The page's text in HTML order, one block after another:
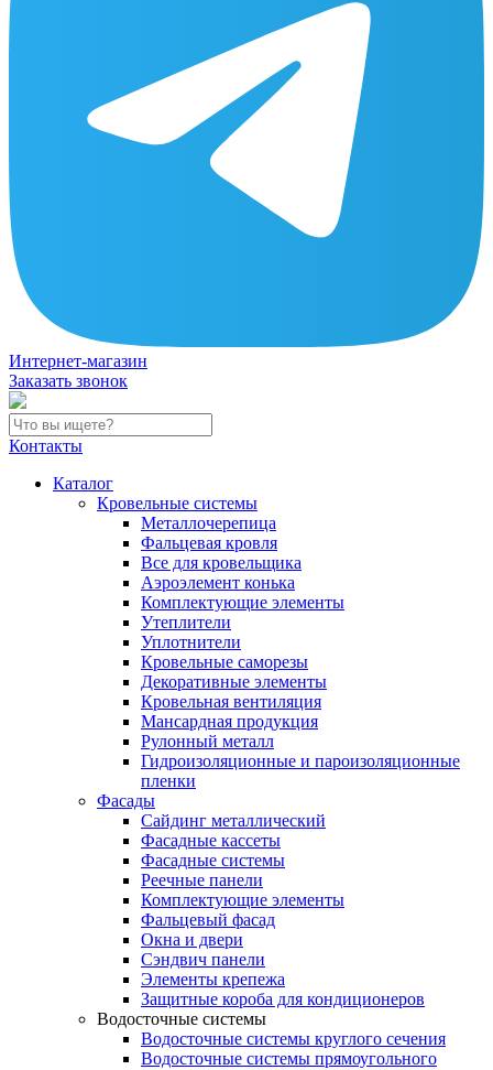
Интернет-магазин
Заказать звонок
Контакты
Каталог
Кровельные системы
Металлочерепица
Фальцевая кровля
Все для кровельщика
Аэроэлемент конька
Комплектующие элементы
Утеплители
Уплотнители
Кровельные саморезы
Декоративные элементы
Кровельная вентиляция
Мансардная продукция
Рулонный металл
Гидроизоляционные и пароизоляционные
пленки
Фасады
Сайдинг металлический
Фасадные кассеты
Фасадные системы
Реечные панели
Комплектующие элементы
Фальцевый фасад
Окна и двери
Сэндвич панели
Элементы крепежа
Защитные короба для кондиционеров
Водосточные системы
Водосточные системы круглого сечения
Водосточные системы прямоугольного